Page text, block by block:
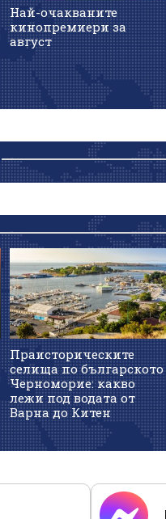
Най-очакваните
кинопремиери за
август
Праисторическите
селища по българското
Черноморие: какво
лежи под водата от
Варна до Китен